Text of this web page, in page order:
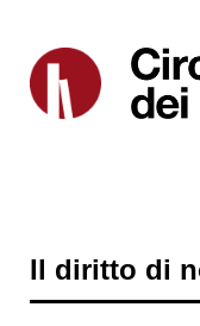
Il diritto di